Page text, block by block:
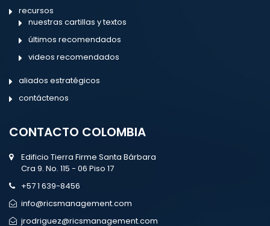
recursos
nuestras cartillas y textos
últimos recomendados
videos recomendados
aliados estratégicos
contáctenos
CONTACTO COLOMBIA
Edificio Tierra Firme Santa Bárbara
Cra 9. No. 115 - 06 Piso 17
+57 1 639-8456
info@ricsmanagement.com
jrodriguez@ricsmanagement.com